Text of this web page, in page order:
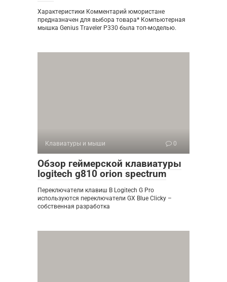
Характеристики Комментарий юмористане
предназначен для выбора товара* Компьютерная
мышка Genius Traveler P330 была топ-моделью.
Клавиатуры и мыши 0
Обзор геймерской клавиатуры
logitech g810 orion spectrum
Переключатели клавиш В Logitech G Pro
используются переключатели GX Blue Clicky –
собственная разработка